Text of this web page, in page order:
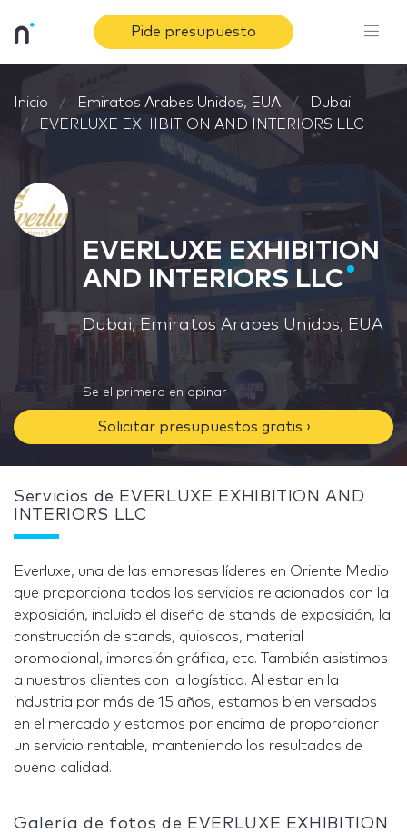
Pide presupuesto
Inicio Emiratos Arabes Unidos, EUA
Dubai
EVERLUXE EXHIBITION AND INTERIORS LLC
EVERLUXE EXHIBITION
AND INTERIORS LLC
Dubai, Emiratos Arabes Unidos, EUA
Se el primero en opinar
Solicitar presupuestos gratis ›
Servicios de EVERLUXE EXHIBITION AND
INTERIORS LLC
Everluxe, una de las empresas líderes en Oriente Medio
que proporciona todos los servicios relacionados con la
exposición, incluido el diseño de stands de exposición, la
construcción de stands, quioscos, material
promocional, impresión gráfica, etc. También asistimos
a nuestros clientes con la logística. Al estar en la
industria por más de 15 años, estamos bien versados
en el mercado y estamos por encima de proporcionar
un servicio rentable, manteniendo los resultados de
buena calidad.
Galería de fotos de EVERLUXE EXHIBITION